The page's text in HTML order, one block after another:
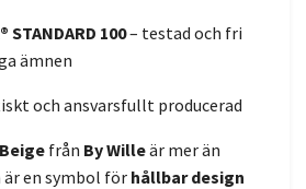
STANDARD 100– testad och fri
ämnen
och ansvarsfullt producerad
från By Willeär mer än
är en symbol förhållbar design